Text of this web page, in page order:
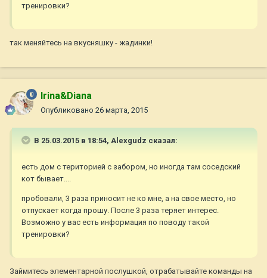
тренировки?
так меняйтесь на вкусняшку - жадинки!
Irina&Diana
Опубликовано 26 марта, 2015
В 25.03.2015 в 18:54, Alexgudz сказал:
есть дом с територией с забором, но иногда там соседский
кот бывает....
пробовали, 3 раза приносит не ко мне, а на свое место, но
отпускает когда прошу. После 3 раза теряет интерес.
Возможно у вас есть информация по поводу такой
тренировки?
Займитесь элементарной послушкой, отрабатывайте команды на